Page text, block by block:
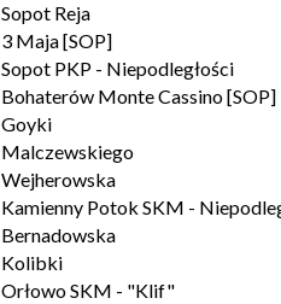
Sopot Reja
3 Maja [SOP]
Sopot PKP - Niepodległości
Bohaterów Monte Cassino [SOP]
Goyki
Malczewskiego
Wejherowska
Kamienny Potok SKM -
Bernadowska
Kolibki
Orłowo SKM - "Klif"